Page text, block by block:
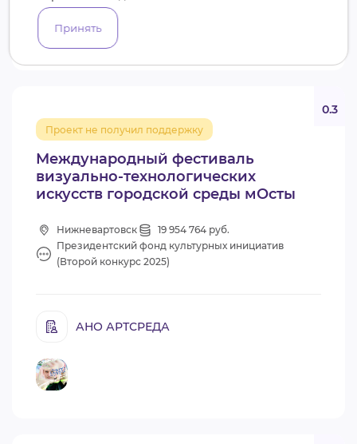
сотрудников
Международный фестиваль
визуально-технологических
искусств городской среды мОсты
Проект не получил поддержку
0.3
Нижневартовск
19 954 764 руб.
Президентский фонд культурных инициатив
(Второй конкурс 2025)
АНО АРТСРЕДА
Принять